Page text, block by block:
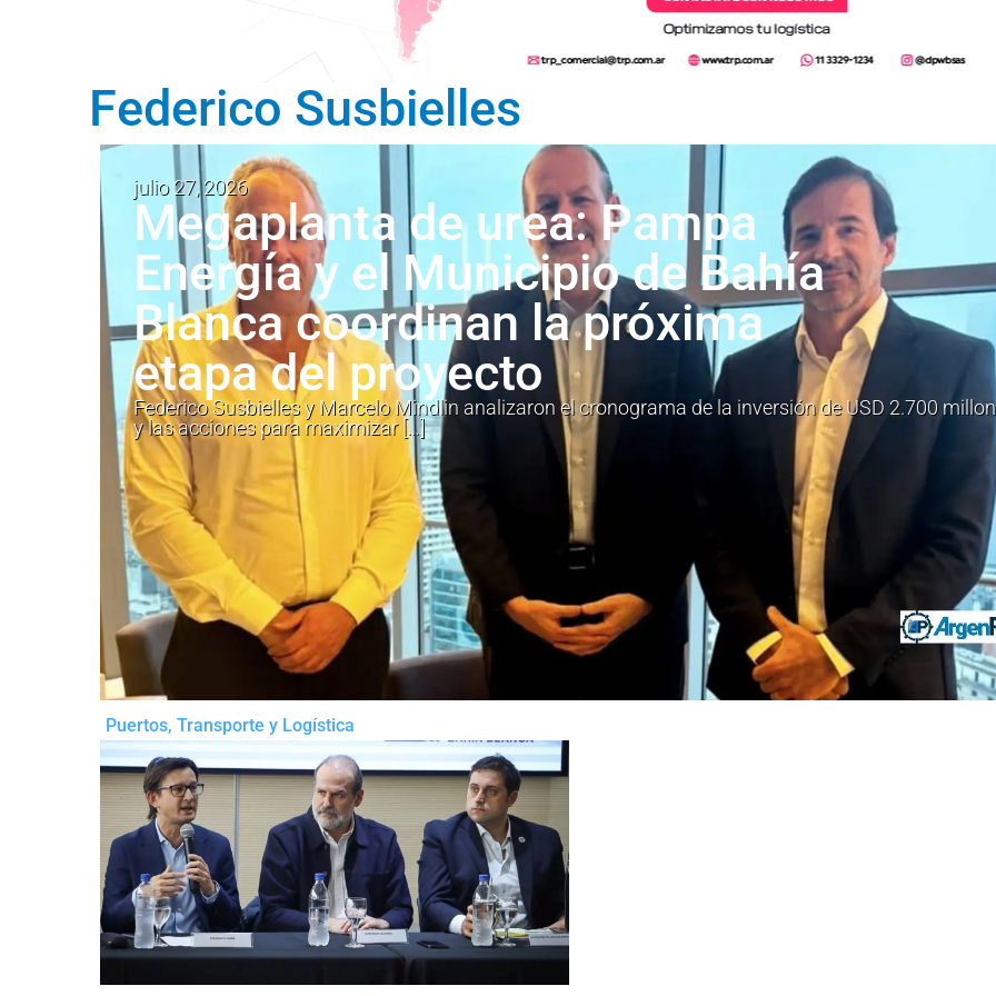
Federico Susbielles
julio 27, 2026
Megaplanta de urea: Pampa
Energía y el Municipio de Bahía
Blanca coordinan la próxima
etapa del proyecto
Federico Susbielles y Marcelo Mindlin analizaron el cronograma de la inversión de USD 2.700
y las acciones para maximizar […]
Puertos, Transporte y Logística